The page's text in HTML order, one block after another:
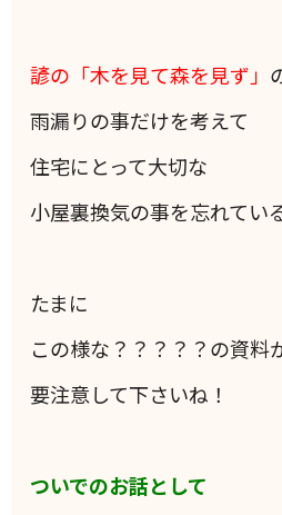
諺の「木を見て森を見ず」
雨漏りの事だけを考えて
住宅にとって大切な
小屋裏換気の事を忘れてい
たまに
この様な？？？？？の資料
要注意して下さいね！
ついでのお話として